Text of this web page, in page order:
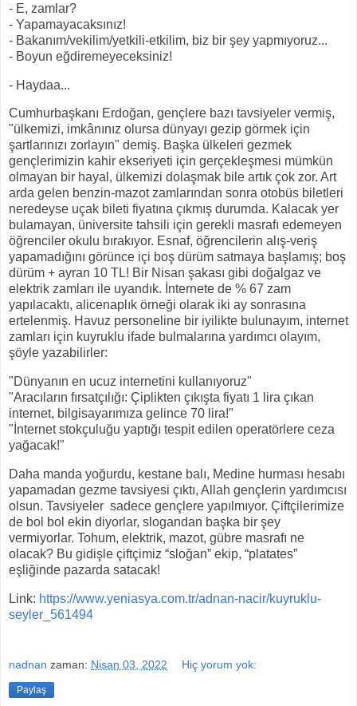
- E, zamlar?
- Yapamayacaksınız!
- Bakanım/vekilim/yetkili-etkilim, biz bir şey yapmıyoruz...
- Boyun eğdiremeyeceksiniz!
- Haydaa...
Cumhurbaşkanı Erdoğan, gençlere bazı tavsiyeler vermiş,
"ülkemizi, imkânınız olursa dünyayı gezip görmek için
şartlarınızı zorlayın" demiş. Başka ülkeleri gezmek
gençlerimizin kahir ekseriyeti için gerçekleşmesi mümkün
olmayan bir hayal, ülkemizi dolaşmak bile artık çok zor. Art
arda gelen benzin-mazot zamlarından sonra otobüs biletleri
neredeyse uçak bileti fiyatına çıkmış durumda. Kalacak yer
bulamayan, üniversite tahsili için gerekli masrafı edemeyen
öğrenciler okulu bırakıyor. Esnaf, öğrencilerin alış-veriş
yapamadığını görünce içi boş dürüm satmaya başlamış; boş
dürüm + ayran 10 TL! Bir Nisan şakası gibi doğalgaz ve
elektrik zamları ile uyandık. İnternete de % 67 zam
yapılacaktı, alicenaplık örneği olarak iki ay sonrasına
ertelenmiş. Havuz personeline bir iyilikte bulunayım, internet
zamları için kuyruklu ifade bulmalarına yardımcı olayım,
şöyle yazabilirler:
"Dünyanın en ucuz internetini kullanıyoruz"
"Aracıların fırsatçılığı: Çiplikten çıkışta fiyatı 1 lira çıkan
internet, bilgisayarımıza gelince 70 lira!"
"İnternet stokçuluğu yaptığı tespit edilen operatörlere ceza
yağacak!"
Daha manda yoğurdu, kestane balı, Medine hurması hesabı
yapamadan gezme tavsiyesi çıktı, Allah gençlerin yardımcısı
olsun. Tavsiyeler sadece gençlere yapılmıyor. Çiftçilerimize
de bol bol ekin diyorlar, slogandan başka bir şey
vermiyorlar. Tohum, elektrik, mazot, gübre masrafı ne
olacak? Bu gidişle çiftçimiz “sloğan” ekip, “platates”
eşliğinde pazarda satacak!
Link: https://www.yeniasya.com.tr/adnan-nacir/kuyruklu-
seyler_561494
nadnan zaman: Nisan 03, 2022 Hiç yorum yok:
Paylaş